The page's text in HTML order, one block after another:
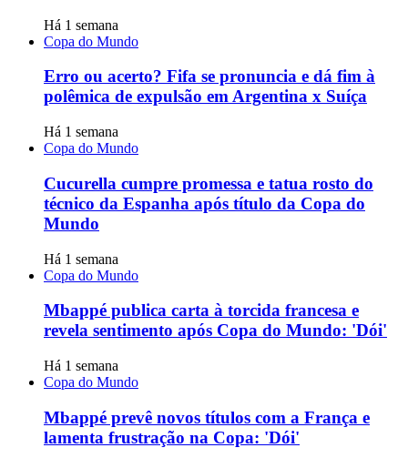
Há 1 semana
Copa do Mundo
Erro ou acerto? Fifa se pronuncia e dá fim à
polêmica de expulsão em Argentina x Suíça
Há 1 semana
Copa do Mundo
Cucurella cumpre promessa e tatua rosto do
técnico da Espanha após título da Copa do
Mundo
Há 1 semana
Copa do Mundo
Mbappé publica carta à torcida francesa e
revela sentimento após Copa do Mundo: 'Dói'
Há 1 semana
Copa do Mundo
Mbappé prevê novos títulos com a França e
lamenta frustração na Copa: 'Dói'